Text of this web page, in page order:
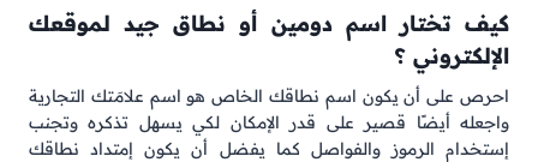
كيف تختار اسم دومين أو نطاق جيد لموقعك
الإلكتروني ؟
احرص على أن يكون اسم نطاقك الخاص هو اسم علامَتك التجارية
واجعله أيضًا قصير على قدر الإمكان لكي يسهل تذكره وتجنب
إستخدام الرموز والفواصل كما يفضل أن يكون إمتداد نطاقك